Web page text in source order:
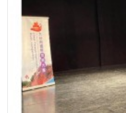
加入會員